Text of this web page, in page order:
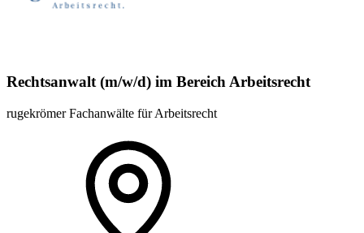
Rechtsanwalt (m/w/d) im Bereich Arbeitsrecht
rugekrömer Fachanwälte für Arbeitsrecht